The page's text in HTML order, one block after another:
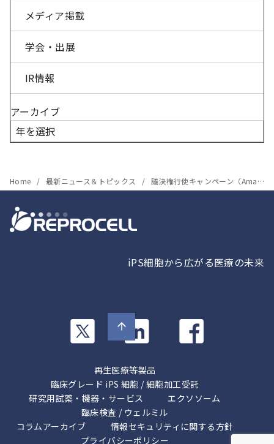
メディア掲載
学会・出展
IR情報
アーカイブ
Home 最新ニュース＆トピックス 議決権行使キャンペーン（Amazonギフトカード５００円進呈）のご案内
iPS細胞から広がる医療の未来
カ
リ
ン
ク
ム
ン
ク
再生医療等製品
臨床グレード iPS 細胞 / 細胞加工受託
研究用試薬・機器・サービス
エクソソーム
臨床検査 / ウェルミル
コラムアーカイブ
情報セキュリティに関する方針
プライバシーポリシー